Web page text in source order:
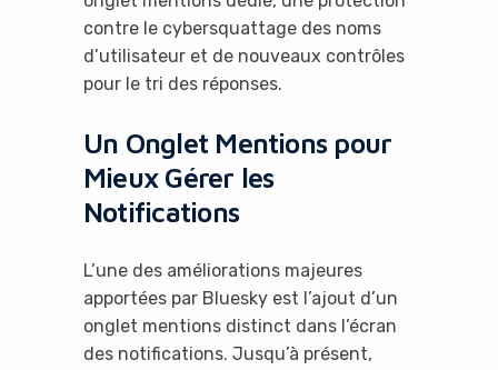
contre le cybersquattage des noms
d’utilisateur et de nouveaux contrôles
pour le tri des réponses.
Un Onglet Mentions pour
Mieux Gérer les
Notifications
L’une des améliorations majeures
apportées par Bluesky est l’ajout d’un
onglet mentions distinct dans l’écran
des notifications. Jusqu’à présent,